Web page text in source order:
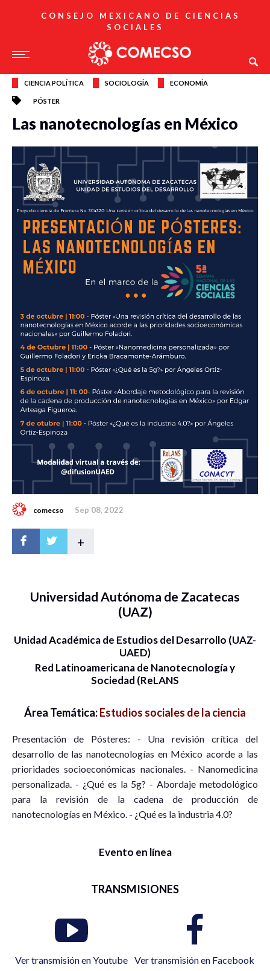
CONSEJO MEXICANO DE CIENCIAS
SOCIALES
CIENCIA POLÍTICA SOCIOLOGÍA ECONOMÍA
PÓSTER
Las nanotecnologías en México
comecso Sep 08, 2022
+
Universidad Autónoma de Zacatecas
(UAZ)
Unidad Académica de Estudios del Desarrollo (UAZ-
UAED)
Red Latinoamericana de Nanotecnología y
Sociedad (ReLANS
Área Temática:Estudios sociales de la ciencia
Presentación de Pósteres: - Una revisión crítica del
desarrollo de las nanotecnologías en México acorde a las
prioridades socioeconómicas nacionales. - Nanomedicina
personalizada. - ¿Qué es la 5g? - Abordaje metodológico
para la revisión de la cadena de producción de
nanotecnologías en México. - ¿Qué es la industria 4.0?
Evento en línea
TRANSMISIONES
Ver transmisión en Youtube Ver transmisión en Facebook